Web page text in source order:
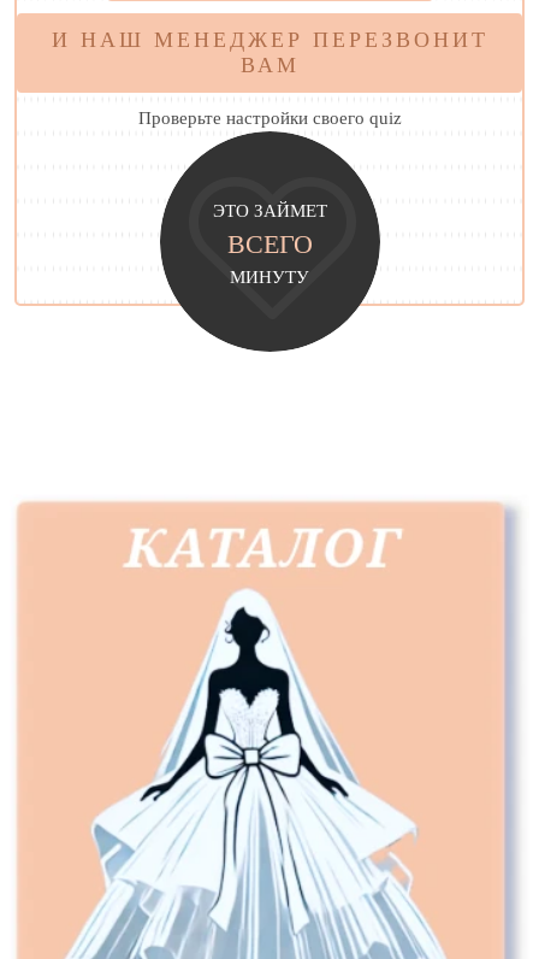
И НАШ МЕНЕДЖЕР ПЕРЕЗВОНИТ
ВАМ
Проверьте настройки своего quiz
ЭТО ЗАЙМЕТ
ВСЕГО
МИНУТУ